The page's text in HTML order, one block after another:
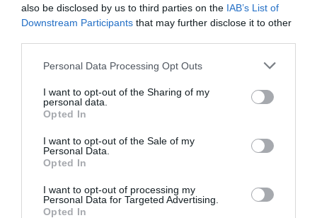
also be disclosed by us to third parties on the IAB’s List of
Downstream Participants that may further disclose it to other
Please note that this website/app uses one or more Google
not limited to your visit or usage behaviour. You may click to
grant or deny consent to Google and its third-party tags to
use your data for below specified purposes in below Google
consent section.
Personal Data Processing Opt Outs
I want to opt-out of the Sharing of my
personal data.
Opted In
I want to opt-out of the Sale of my
Personal Data.
Opted In
I want to opt-out of processing my
Personal Data for Targeted Advertising.
Opted In
ΚΑΠΕΤΑΝ ΑΝΤΩΝΗ ΒΙΔΑΛΗ
ΣΗΜΑΝΤΙΚΟ ΑΡΧΑΙΟ ΝΑΥΑΓΙΟ ΤΗΣ ΑΝΔΡΟΥ!…»
ΚΑΙ ΟΔΟΣ ΠΑΛΑIΟΚΡΑΣΣΑ! ΚΑΙ